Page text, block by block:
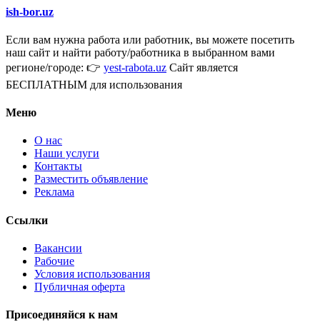
ish-bor.uz
Если вам нужна работа или работник, вы можете посетить
наш сайт и найти работу/работника в выбранном вами
регионе/городе: 👉 yest-rabota.uz Сайт является
БЕСПЛАТНЫМ для использования
Меню
О нас
Наши услуги
Контакты
Разместить объявление
Реклама
Ссылки
Вакансии
Рабочие
Условия использования
Публичная оферта
Присоединяйся к нам